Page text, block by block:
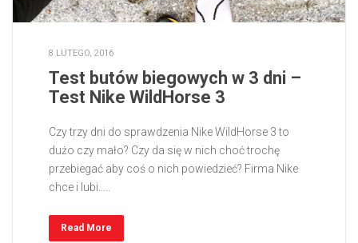
8 LUTEGO, 2016
Test butów biegowych w 3 dni –
Test Nike WildHorse 3
Czy trzy dni do sprawdzenia Nike WildHorse 3 to
dużo czy mało? Czy da się w nich choć trochę
przebiegać aby coś o nich powiedzieć? Firma Nike
chce i lubi…..
Read More